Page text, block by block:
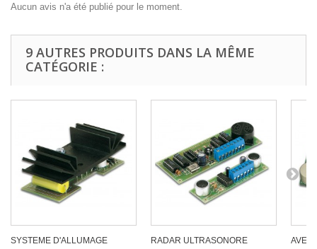
Aucun avis n'a été publié pour le moment.
9 AUTRES PRODUITS DANS LA MÊME
CATÉGORIE :
SYSTEME D'ALLUMAGE
RADAR ULTRASONORE